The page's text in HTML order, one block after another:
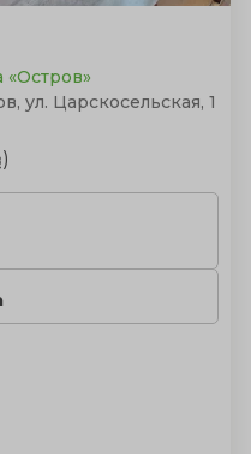
«Остров»
ул. Царскосельская, 1
)